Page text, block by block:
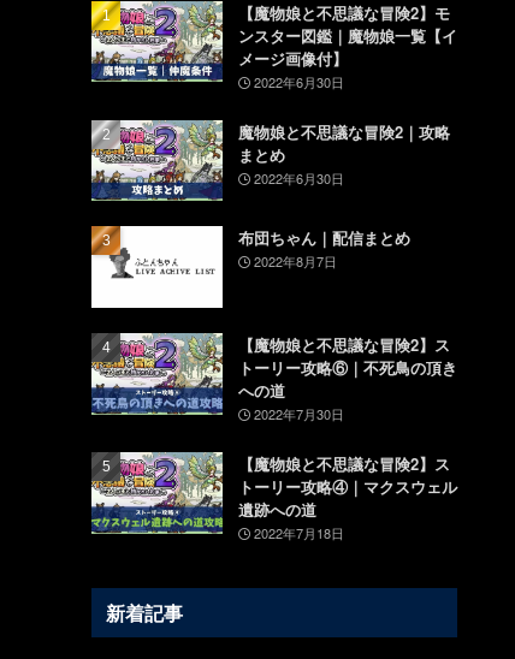
【魔物娘と不思議な冒険2】モ
ンスター図鑑｜魔物娘一覧【イ
メージ画像付】
2022年6月30日
魔物娘と不思議な冒険2｜攻略
まとめ
2022年6月30日
布団ちゃん｜配信まとめ
2022年8月7日
【魔物娘と不思議な冒険2】ス
トーリー攻略⑥｜不死鳥の頂き
への道
2022年7月30日
【魔物娘と不思議な冒険2】ス
トーリー攻略④｜マクスウェル
遺跡への道
2022年7月18日
新着記事